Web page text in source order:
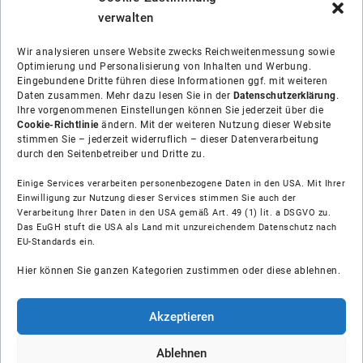
verwalten
Wir analysieren unsere Website zwecks Reichweitenmessung sowie
Optimierung und Personalisierung von Inhalten und Werbung.
Eingebundene Dritte führen diese Informationen ggf. mit weiteren
Daten zusammen. Mehr dazu lesen Sie in der Datenschutzerklärung.
Ihre vorgenommenen Einstellungen können Sie jederzeit über die
Cookie-Richtlinieändern. Mit der weiteren Nutzung dieser Website
stimmen Sie – jederzeit widerruflich – dieser Datenverarbeitung
durch den Seitenbetreiber und Dritte zu.
Einige Services verarbeiten personenbezogene Daten in den USA. Mit Ihrer
Einwilligung zur Nutzung dieser Services stimmen Sie auch der
Verarbeitung Ihrer Daten in den USA gemäß Art. 49 (1) lit. a DSGVO zu.
Das EuGH stuft die USA als Land mit unzureichendem Datenschutz nach
EU-Standards ein.
Hier können Sie ganzen Kategorien zustimmen oder diese ablehnen.
Akzeptieren
Ablehnen
Über uns
Soziale Medien